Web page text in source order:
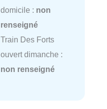
domicile : non
renseigné
Train Des Forts
ouvert dimanche :
non renseigné